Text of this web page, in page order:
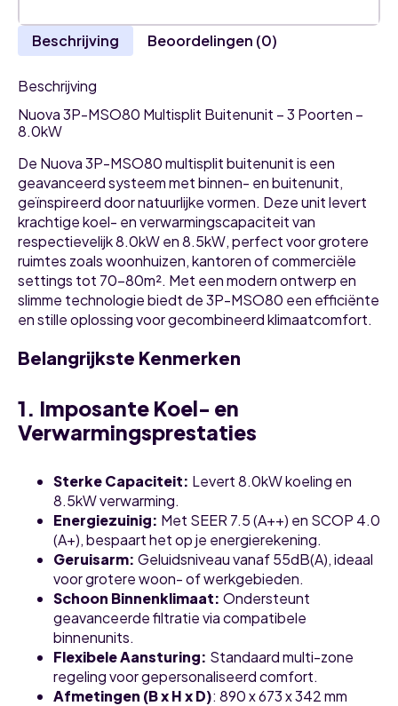
(geschikt
voor
stellar
premium)
Beschrijving Beoordelingen (0)
Beschrijving
Nuova 3P-MSO80 Multisplit Buitenunit – 3 Poorten –
8.0kW
De Nuova 3P-MSO80 multisplit buitenunit is een
geavanceerd systeem met binnen- en buitenunit,
geïnspireerd door natuurlijke vormen. Deze unit levert
krachtige koel- en verwarmingscapaciteit van
respectievelijk 8.0kW en 8.5kW, perfect voor grotere
ruimtes zoals woonhuizen, kantoren of commerciële
settings tot 70-80m². Met een modern ontwerp en
slimme technologie biedt de 3P-MSO80 een efficiënte
en stille oplossing voor gecombineerd klimaatcomfort.
Belangrijkste Kenmerken
1. Imposante Koel- en
Verwarmingsprestaties
Sterke Capaciteit: Levert 8.0kW koeling en
8.5kW verwarming.
Energiezuinig: Met SEER 7.5 (A++) en SCOP 4.0
(A+), bespaart het op je energierekening.
Geruisarm: Geluidsniveau vanaf 55dB(A), ideaal
voor grotere woon- of werkgebieden.
Schoon Binnenklimaat: Ondersteunt
geavanceerde filtratie via compatibele
binnenunits.
Flexibele Aansturing: Standaard multi-zone
regeling voor gepersonaliseerd comfort.
Afmetingen (B x H x D): 890 x 673 x 342 mm